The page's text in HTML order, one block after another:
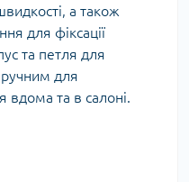
а також
для фіксації
та петля для
для
вдома та в салоні.